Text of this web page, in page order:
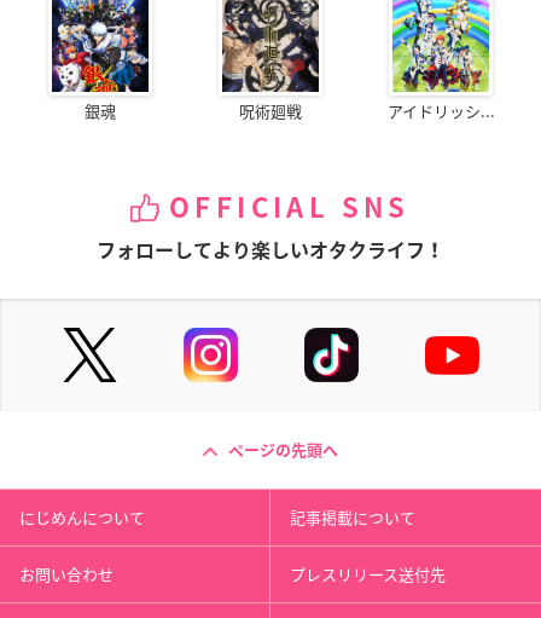
銀魂 呪術廻戦 アイドリッシ...
OFFICIAL SNS
フォローしてより楽しいオタクライフ！
ページの先頭へ
にじめんについて 記事掲載について
お問い合わせ プレスリリース送付先